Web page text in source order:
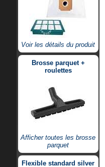
Voir les détails du produit
Brosse parquet +
roulettes
Afficher toutes les brosse
parquet
Flexible standard silver